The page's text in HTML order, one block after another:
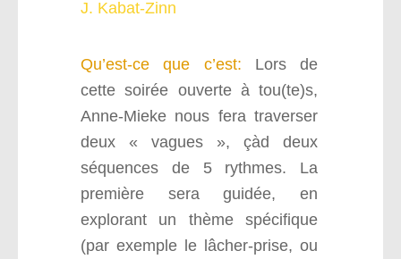
J. Kabat-Zinn
Qu’est-ce que c’est: Lors de
cette soirée ouverte à tou(te)s,
Anne-Mieke nous fera traverser
deux « vagues », çàd deux
séquences de 5 rythmes. La
première sera guidée, en
explorant un thème spécifique
(par exemple le lâcher-prise, ou